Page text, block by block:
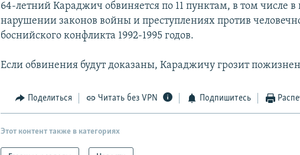
64-летний Караджич обвиняется по 11 пунктам, в том числе в
нарушении законов войны и преступлениях против
боснийского конфликта 1992-1995 годов.
Если обвинения будут доказаны, Караджичу грозит
Поделиться Читать без VPN Подпишитесь
Этот контент также в категориях